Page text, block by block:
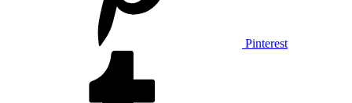
Pinterest